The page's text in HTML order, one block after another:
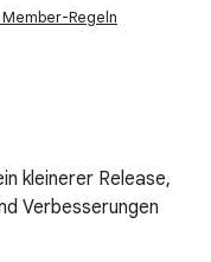
Regeln
kleinerer Release,
Verbesserungen